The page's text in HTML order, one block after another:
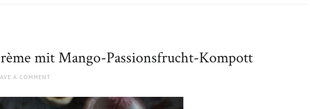
mit Mango-Passionsfrucht-Kompott
A COMMENT